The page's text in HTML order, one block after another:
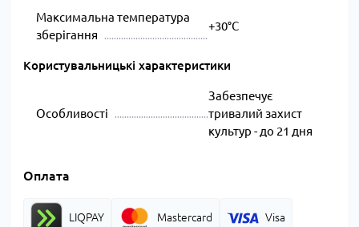
Максимальна температура
зберігання
+30°С
Користувальницькі характеристики
Особливості
Забезпечує
тривалий захист
культур - до 21 дня
Оплата
LIQPAY Mastercard Visa